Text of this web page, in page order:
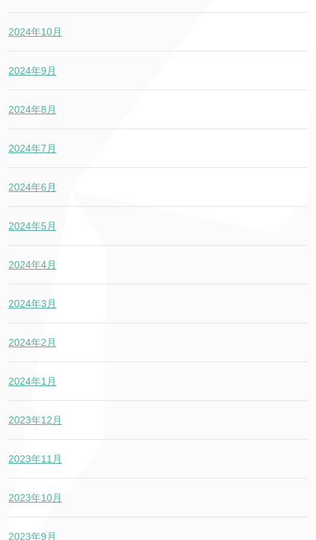
2024年10月
2024年9月
2024年8月
2024年7月
2024年6月
2024年5月
2024年4月
2024年3月
2024年2月
2024年1月
2023年12月
2023年11月
2023年10月
2023年9月